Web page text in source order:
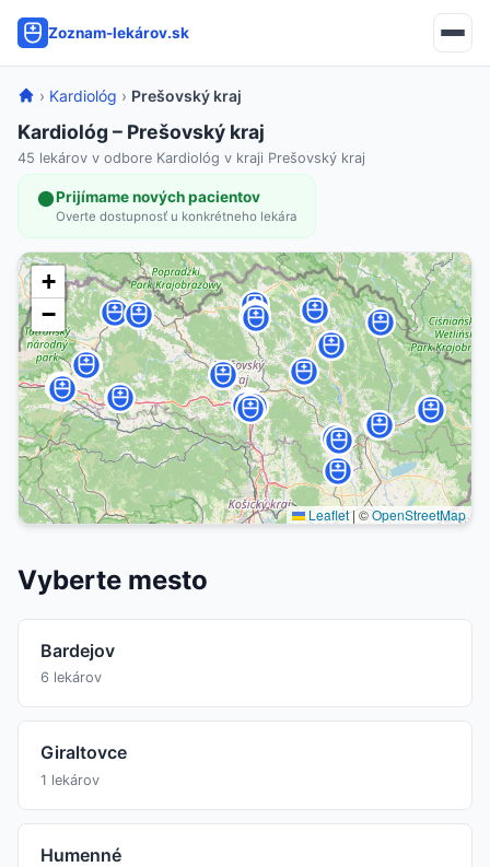
Zoznam-lekárov.sk
› Kardiológ › Prešovský kraj
Kardiológ – Prešovský kraj
45 lekárov v odbore Kardiológ v kraji Prešovský kraj
Prijímame nových pacientov
Overte dostupnosť u konkrétneho lekára
+
−
Leaflet| ©OpenStreetMap
Vyberte mesto
Bardejov
6 lekárov
Giraltovce
1 lekárov
Humenné